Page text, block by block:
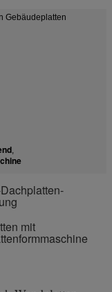
Gebäudeplatten
,
mit